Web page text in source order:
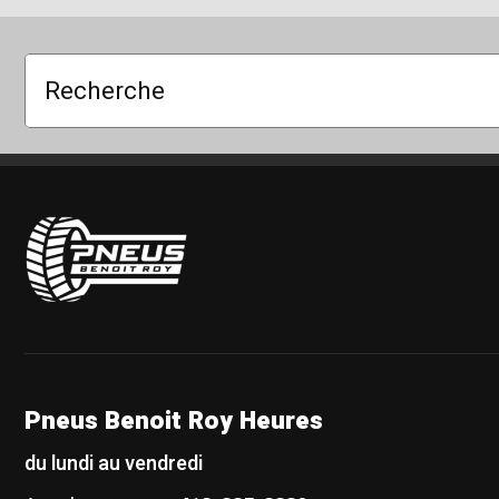
Recherche
Pneus Benoit Roy
Pneus Benoit Roy Heures
du lundi au vendredi